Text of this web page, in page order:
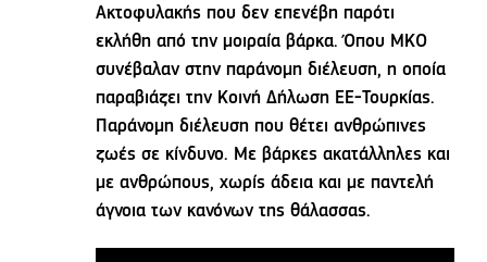
Ακτοφυλακής που δεν επενέβη παρότι
εκλήθη από την μοιραία βάρκα. Όπου ΜΚΟ
συνέβαλαν στην παράνομη διέλευση, η οποία
παραβιάζει την Κοινή Δήλωση ΕΕ-Τουρκίας.
Παράνομη διέλευση που θέτει ανθρώπινες
ζωές σε κίνδυνο. Με βάρκες ακατάλληλες και
με ανθρώπους, χωρίς άδεια και με παντελή
άγνοια των κανόνων της θάλασσας.